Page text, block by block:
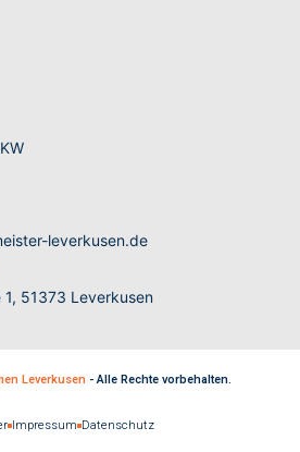
leverkusen.de
51373 Leverkusen
Leverkusen - Alle Rechte vorbehalten.
Impressum Datenschutz